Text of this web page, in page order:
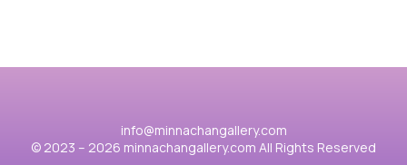
info@minnachangallery.com
© 2023 – 2026 minnachangallery.com All Rights Reserved